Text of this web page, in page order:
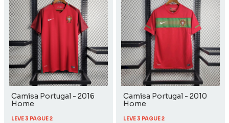
Camisa Portugal - 2016
Home
LEVE 3 PAGUE 2
Camisa Portugal - 2010
Home
LEVE 3 PAGUE 2